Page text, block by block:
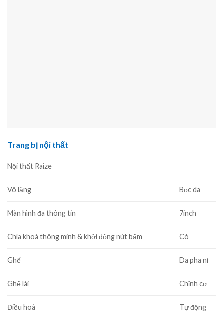
Trang bị nội thất
Nội thất Raize
Vô lăng Bọc da
Màn hình đa thông tin 7inch
Chìa khoá thông minh & khởi động nút bấm Có
Ghế Da pha nỉ
Ghế lái Chỉnh cơ
Điều hoà Tự động